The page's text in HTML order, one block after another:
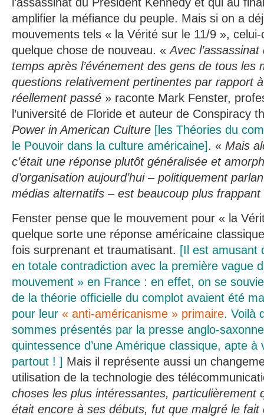
amplifier la méfiance du peuple. Mais si on a
mouvements tels « la Vérité sur le 11/9 »,
quelque chose de nouveau. «Avec
temps après l’événement des gens de tous les
questions relativement pertinentes par rapport à
réellement passé » raconte Mark Fenster,
l’université de Floride et auteur de Conspiracy
Power in American Culture [les Théories du
le Pouvoir dans la culture américaine]. « Mais
c’était une réponse plutôt généralisée et
d’organisation aujourd’hui – politiquement
médias alternatifs – est beaucoup plus
Fenster pense que le mouvement pour « la
quelque sorte une réponse américaine
fois surprenant et traumatisant. [Il est amusant
en totale contradiction avec la première vague
mouvement » en France : en effet, on se
de la théorie officielle du complot avaient été
pour leur « anti-américanisme » primaire. Voilà
sommes présentés par la presse anglo-
quintessence d’une Amérique classique, apte à
partout ! ] Mais il représente aussi un
utilisation de la technologie des
choses les plus intéressantes, particulièrement
était encore à ses débuts, fut que malgré le fait